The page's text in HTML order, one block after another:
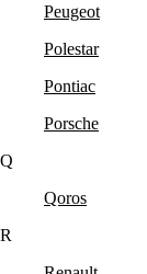
Peugeot
Polestar
Pontiac
Porsche
Q
Qoros
R